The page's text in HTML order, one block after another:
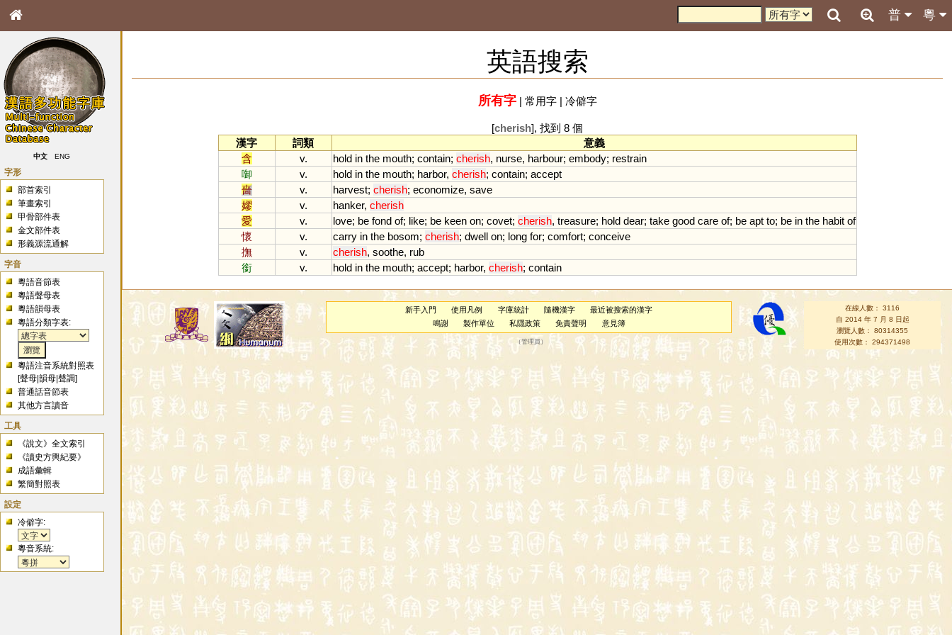
粵
普
中文 ENG
字形
部首索引
筆畫索引
甲骨部件表
金文部件表
形義源流通解
字音
粵語音節表
粵語聲母表
粵語韻母表
粵語分類字表:
粵語注音系統對照表
[聲母 |韻母 |聲調]
普通話音節表
其他方言讀音
工具
《說文》全文索引
《讀史方輿紀要》
成語彙輯
繁簡對照表
設定
冷僻字:
粵音系統:
英語搜索
所有字| 常用字| 冷僻字
[cherish], 找到 8 個
漢字
詞類
意義
含
v. hold in the mouth; contain; cherish, nurse, harbour; embody; restrain
啣
v. hold in the mouth; harbor, cherish; contain; accept
嗇
v. harvest; cherish; economize, save
嫪
v. hanker, cherish
愛
v. love; be fond of; like; be keen on; covet; cherish, treasure; hold dear; take good care of; be apt to; be in the habit of
懷
v. carry in the bosom; cherish; dwell on; long for; comfort; conceive
撫
v. cherish, soothe, rub
銜
v. hold in the mouth; accept; harbor, cherish; contain
新手入門 使用凡例 字庫統計 隨機漢字
最近被搜索的漢字
鳴謝
製作單位 私隱政策 免責聲明 意見簿
（管理員）
在線人數： 3116
自 2014 年 7 月 8 日起
瀏覽人數： 80314355
使用次數： 294371498